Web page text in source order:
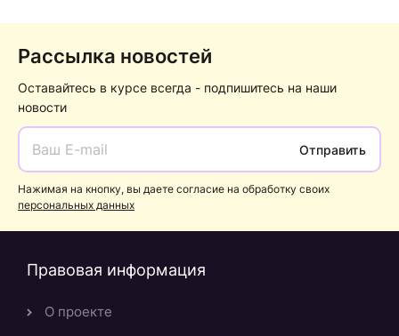
Рассылка новостей
Оставайтесь в курсе всегда - подпишитесь на наши
новости
Отправить
Нажимая на кнопку, вы даете согласие на обработку своих
персональных данных
Правовая информация
О проекте